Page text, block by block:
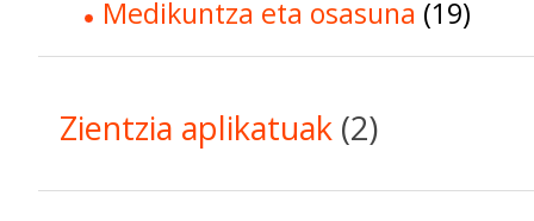
Medikuntza eta osasuna (19)
Zientzia aplikatuak (2)